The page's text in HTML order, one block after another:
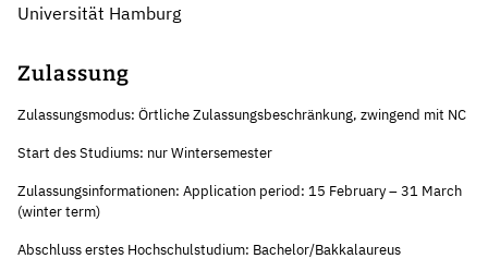
Universität Hamburg
Zulassung
Zulassungsmodus: Örtliche Zulassungsbeschränkung, zwingend mit NC
Start des Studiums: nur Wintersemester
Zulassungsinformationen: Application period: 15 February – 31 March
(winter term)
Abschluss erstes Hochschulstudium: Bachelor/Bakkalaureus